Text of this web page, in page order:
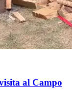
al Campo